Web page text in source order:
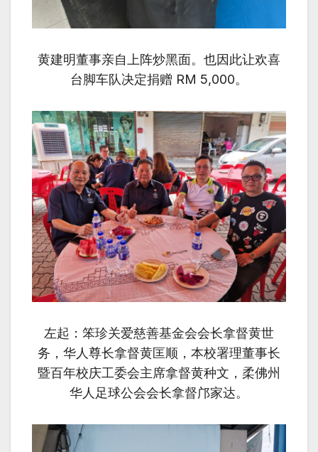
黄建明董事亲自上阵炒黑面。也因此让欢喜
台脚车队决定捐赠 RM 5,000。
左起：笨珍关爱慈善基金会会长拿督黄世
务，华人尊长拿督黄匡顺，本校署理董事长
暨百年校庆工委会主席拿督黄种文，柔佛州
华人足球公会会长拿督邝家达。